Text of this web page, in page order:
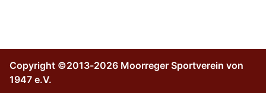
Copyright ©2013-2026 Moorreger Sportverein von
1947 e.V.